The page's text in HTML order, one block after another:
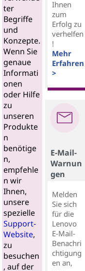
ter
Begriffe
und
Konzepte.
Wenn Sie
genaue
Informati
onen
oder Hilfe
zu
unseren
Produkte
n
benötige
n,
empfehle
n wir
Ihnen,
unsere
spezielle
Support-
Website,
zu
besuchen
, auf der
Ihnen
zum
Erfolg zu
verhelfen
!
Mehr
Erfahren
>
E-Mail-
Warnun
gen
Melden
Sie sich
für die
Lenovo
E-Mail-
Benachri
chtigung
en an,